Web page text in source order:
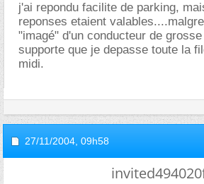
j'ai repondu facilite de parking,
reponses etaient
"imagé" d'un conducteur de
supporte que je depasse toute la
midi.
27/11/2004, 09h58